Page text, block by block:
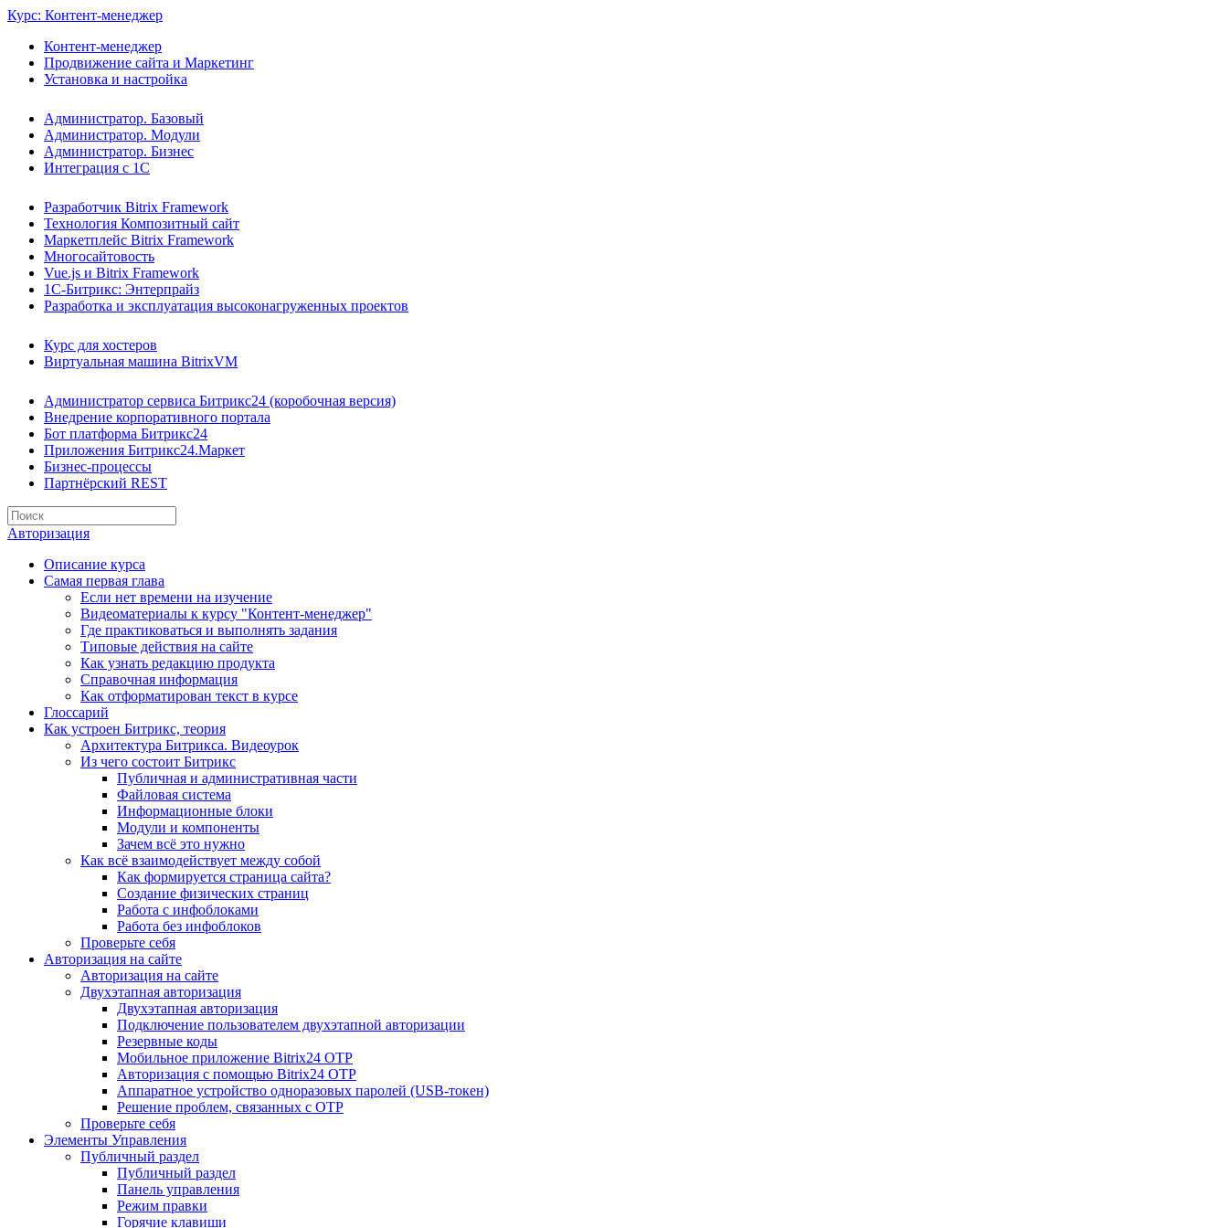
Курс: Контент-менеджер
Контент-менеджер
Продвижение сайта и Маркетинг
Установка и настройка
Администратор. Базовый
Администратор. Модули
Администратор. Бизнес
Интеграция с 1С
Разработчик Bitrix Framework
Технология Композитный сайт
Маркетплейс Bitrix Framework
Многосайтовость
Vue.js и Bitrix Framework
1С-Битрикс: Энтерпрайз
Разработка и эксплуатация высоконагруженных проектов
Курс для хостеров
Виртуальная машина BitrixVM
Администратор сервиса Битрикс24 (коробочная версия)
Внедрение корпоративного портала
Бот платформа Битрикс24
Приложения Битрикс24.Маркет
Бизнес-процессы
Партнёрский REST
Авторизация
Описание курса
Самая первая глава
Если нет времени на изучение
Видеоматериалы к курсу "Контент-менеджер"
Где практиковаться и выполнять задания
Типовые действия на сайте
Как узнать редакцию продукта
Справочная информация
Как отформатирован текст в курсе
Глоссарий
Как устроен Битрикс, теория
Архитектура Битрикса. Видеоурок
Из чего состоит Битрикс
Публичная и административная части
Файловая система
Информационные блоки
Модули и компоненты
Зачем всё это нужно
Как всё взаимодействует между собой
Как формируется страница сайта?
Создание физических страниц
Работа с инфоблоками
Работа без инфоблоков
Проверьте себя
Авторизация на сайте
Авторизация на сайте
Двухэтапная авторизация
Двухэтапная авторизация
Подключение пользователем двухэтапной авторизации
Резервные коды
Мобильное приложение Bitrix24 OTP
Авторизация с помощью Bitrix24 OTP
Аппаратное устройство одноразовых паролей (USB-токен)
Решение проблем, связанных с OTP
Проверьте себя
Элементы Управления
Публичный раздел
Публичный раздел
Панель управления
Режим правки
Горячие клавиши